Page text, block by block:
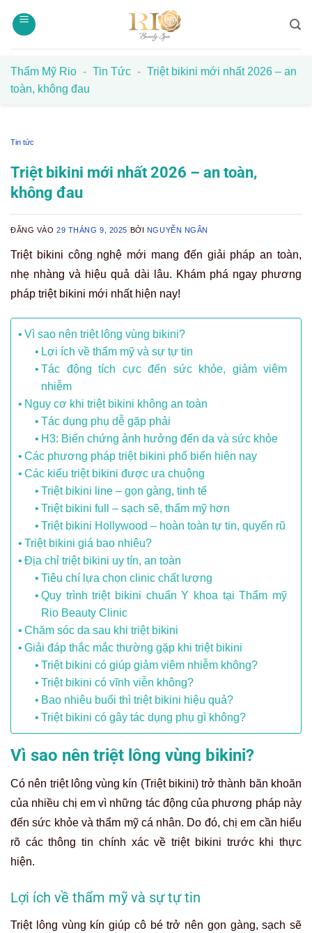
qua
Thẩm Mỹ Rio - Tin Tức - Triệt bikini mới nhất 2026 – an
toàn, không đau
Tin tức
Triệt bikini mới nhất 2026 – an toàn,
không đau
ĐĂNG VÀO29 THÁNG 9, 2025 BỞI NGUYỄN NGÂN
Triệt bikini công nghệ mới mang đến giải pháp an toàn,
nhẹ nhàng và hiệu quả dài lâu. Khám phá ngay phương
pháp triệt bikini mới nhất hiện nay!
Vì sao nên triệt lông vùng bikini?
Lợi ích về thẩm mỹ và sự tự tin
Tác động tích cực đến sức khỏe, giảm viêm
nhiễm
Nguy cơ khi triệt bikini không an toàn
Tác dụng phụ dễ gặp phải
H3: Biến chứng ảnh hưởng đến da và sức khỏe
Các phương pháp triệt bikini phổ biến hiện nay
Các kiểu triệt bikini được ưa chuộng
Triệt bikini line – gọn gàng, tinh tế
Triệt bikini full – sạch sẽ, thẩm mỹ hơn
Triệt bikini Hollywood – hoàn toàn tự tin, quyến rũ
Triệt bikini giá bao nhiêu?
Địa chỉ triệt bikini uy tín, an toàn
Tiêu chí lựa chọn clinic chất lượng
Quy trình triệt bikini chuẩn Y khoa tại Thẩm mỹ
Rio Beauty Clinic
Chăm sóc da sau khi triệt bikini
Giải đáp thắc mắc thường gặp khi triệt bikini
Triệt bikini có giúp giảm viêm nhiễm không?
Triệt bikini có vĩnh viễn không?
Bao nhiêu buổi thì triệt bikini hiệu quả?
Triệt bikini có gây tác dụng phụ gì không?
Vì sao nên triệt lông vùng bikini?
Có nên triệt lông vùng kín (Triệt bikini) trở thành băn khoăn
của nhiều chị em vì những tác động của phương pháp này
đến sức khỏe và thẩm mỹ cá nhân. Do đó, chị em cần hiểu
rõ các thông tin chính xác về triệt bikini trước khi thực
hiện.
Lợi ích về thẩm mỹ và sự tự tin
Triệt lông vùng kín giúp cô bé trở nên gọn gàng, sạch sẽ